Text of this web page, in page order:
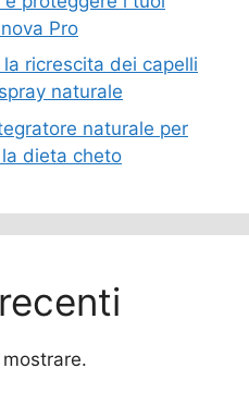
Pro
ricrescita dei capelli
naturale
naturale per
dieta cheto